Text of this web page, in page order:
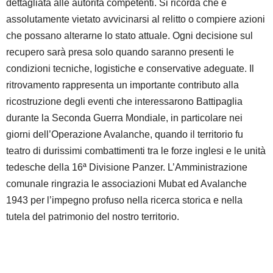
dettagliata alle autorità competenti. Si ricorda che è
assolutamente vietato avvicinarsi al relitto o compiere azioni
che possano alterarne lo stato attuale. Ogni decisione sul
recupero sarà presa solo quando saranno presenti le
condizioni tecniche, logistiche e conservative adeguate. Il
ritrovamento rappresenta un importante contributo alla
ricostruzione degli eventi che interessarono Battipaglia
durante la Seconda Guerra Mondiale, in particolare nei
giorni dell’Operazione Avalanche, quando il territorio fu
teatro di durissimi combattimenti tra le forze inglesi e le unità
tedesche della 16ª Divisione Panzer. L’Amministrazione
comunale ringrazia le associazioni Mubat ed Avalanche
1943 per l’impegno profuso nella ricerca storica e nella
tutela del patrimonio del nostro territorio.